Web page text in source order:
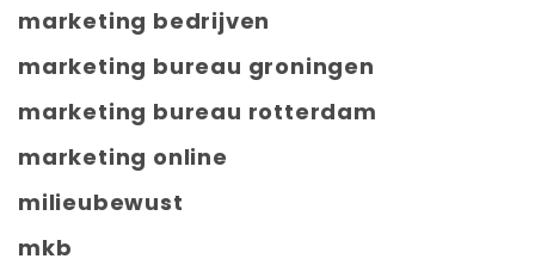
marketing bedrijven
marketing bureau groningen
marketing bureau rotterdam
marketing online
milieubewust
mkb